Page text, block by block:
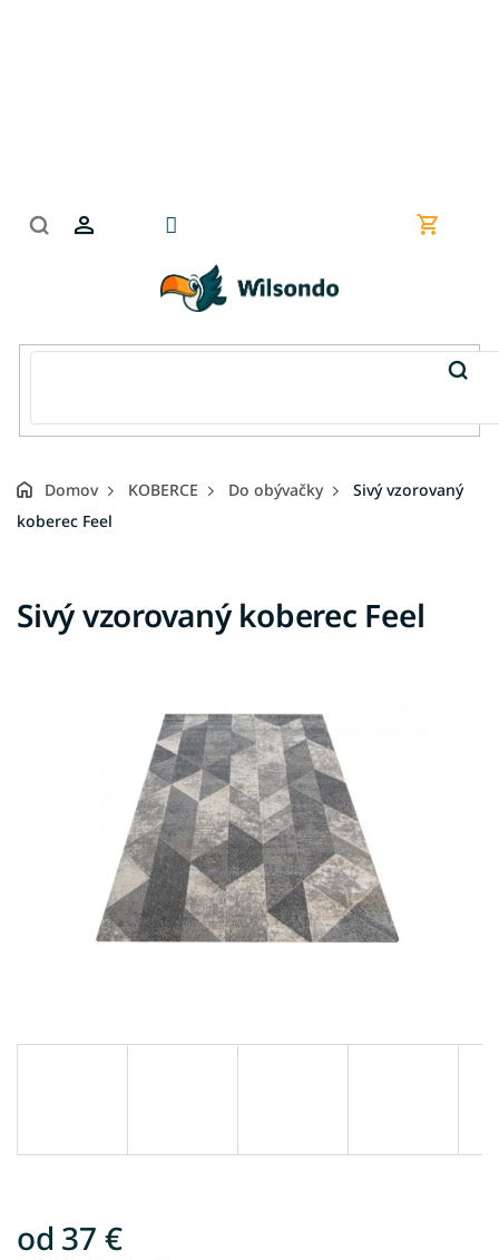
Domov KOBERCE Do obývačky
Sivý vzorovaný
koberec Feel
Sivý vzorovaný koberec Feel
od 37 €